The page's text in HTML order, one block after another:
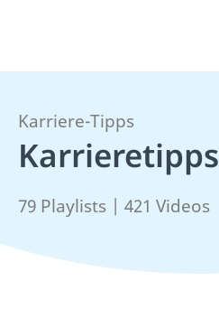
Karriere-Tipps
Karrieretipps
79 Playlists | 421 Videos